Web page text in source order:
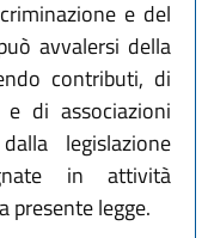
e del
avvalersi della
contributi, di
di associazioni
legislazione
in attività
presente legge.